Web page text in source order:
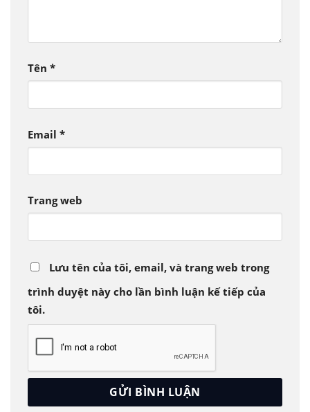
Tên *
Email *
Trang web
Lưu tên của tôi, email, và trang web trong
trình duyệt này cho lần bình luận kế tiếp của
tôi.